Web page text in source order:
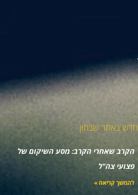
חדש באתר שבתון
הקרב שאחרי הקרב: מסע השיקום של
פצועי צה"ל
להמשך קריאה »